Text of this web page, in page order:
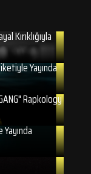
Kırıklığıyla
Yayında
Rapkology